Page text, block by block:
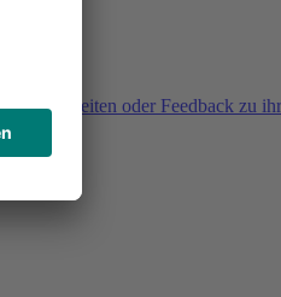
Unklarheiten oder Feedback zu